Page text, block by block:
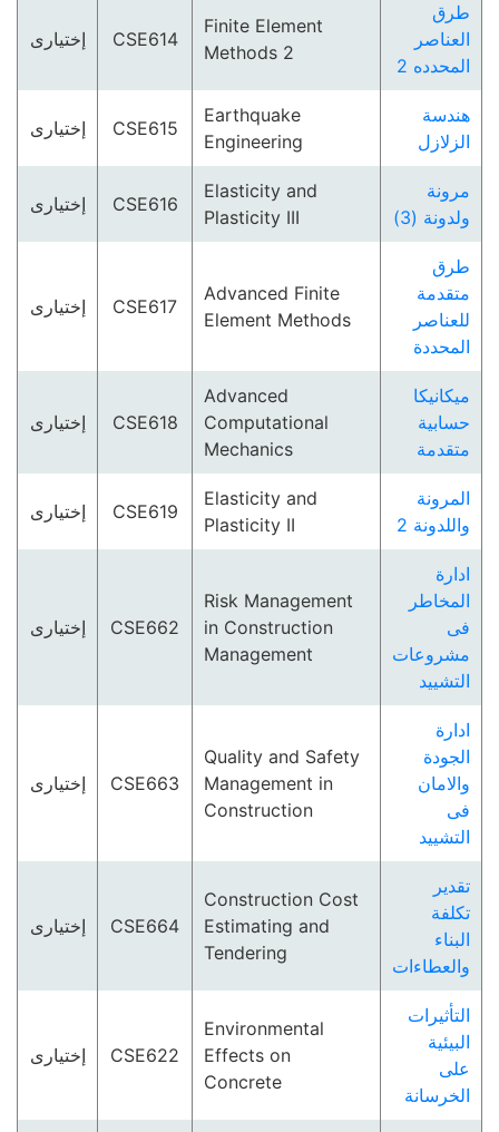
طرق
العناصر
المحدده 2
Finite Element
Methods 2
CSE614 إختيارى
هندسة
الزلازل
Earthquake
Engineering
CSE615 إختيارى
مرونة
ولدونة (3)
Elasticity and
Plasticity III
CSE616 إختيارى
طرق
متقدمة
للعناصر
المحددة
Advanced Finite
Element Methods
CSE617 إختيارى
ميكانيكا
حسابية
متقدمة
Advanced
Computational
Mechanics
CSE618 إختيارى
المرونة
واللدونة 2
Elasticity and
Plasticity II
CSE619 إختيارى
ادارة
المخاطر
فى
مشروعات
التشييد
Risk Management
in Construction
Management
CSE662 إختيارى
ادارة
الجودة
والامان
فى
التشييد
Quality and Safety
Management in
Construction
CSE663 إختيارى
تقدير
تكلفة
البناء
والعطاءات
Construction Cost
Estimating and
Tendering
CSE664 إختيارى
التأثيرات
البيئية
على
الخرسانة
Environmental
Effects on
Concrete
CSE622 إختيارى